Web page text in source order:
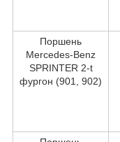
Поршень
Mercedes-Benz
SPRINTER 2-t
фургон (901, 902)